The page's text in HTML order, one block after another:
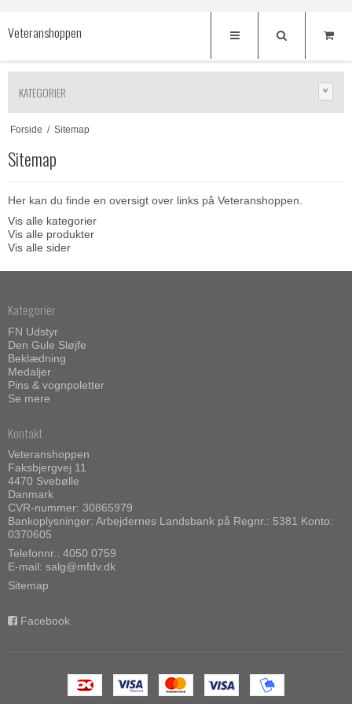
Veteranshoppen
KATEGORIER
Forside / Sitemap
Sitemap
Her kan du finde en oversigt over links på Veteranshoppen.
Vis alle kategorier
Vis alle produkter
Vis alle sider
Kategorier
FN Udstyr
Den Gule Sløjfe
Beklædning
Medaljer
Pins & vognpoletter
Se mere
Kontakt
Veteranshoppen
Faksbjergvej 11
4470 Svebølle
Danmark
CVR-nummer: 30865979
Bankoplysninger: Arbejdernes Landsbank på Regnr.: 5381 Konto:
0370605
Telefonnr.: 4050 0759
E-mail: salg@mfdv.dk
Sitemap
Facebook